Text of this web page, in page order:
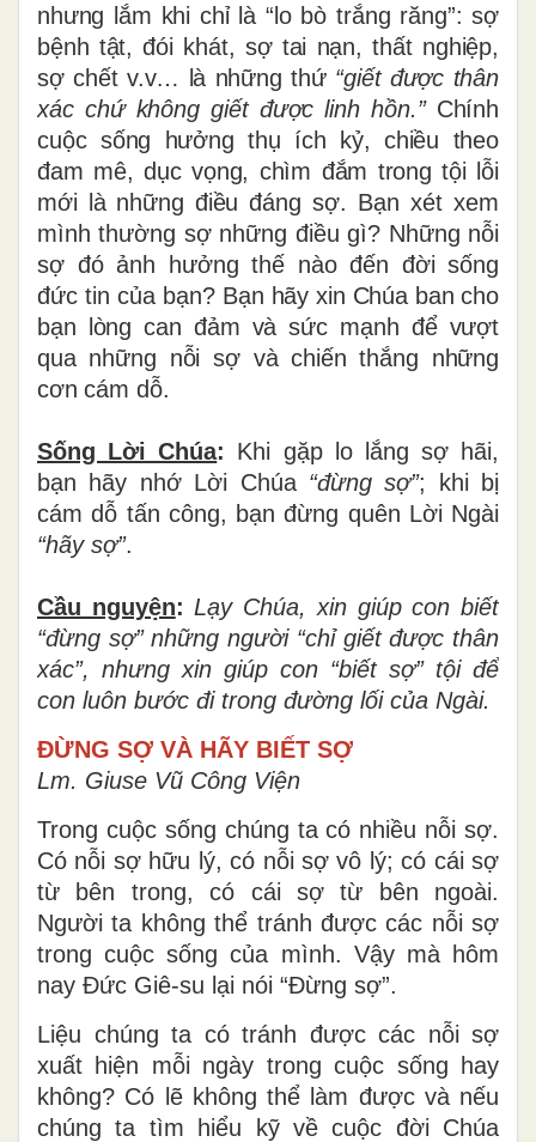
nhưng lắm khi chỉ là “lo bò trắng răng”: sợ
bệnh tật, đói khát, sợ tai nạn, thất nghiệp,
sợ chết v.v… là những thứ “giết được thân
xác chứ không giết được linh hồn.”Chính
cuộc sống hưởng thụ ích kỷ, chiều theo
đam mê, dục vọng, chìm đắm trong tội lỗi
mới là những điều đáng sợ. Bạn xét xem
mình thường sợ những điều gì? Những nỗi
sợ đó ảnh hưởng thế nào đến đời sống
đức tin của bạn? Bạn hãy xin Chúa ban cho
bạn lòng can đảm và sức mạnh để vượt
qua những nỗi sợ và chiến thắng những
cơn cám dỗ.
Sống Lời Chúa: Khi gặp lo lắng sợ hãi,
bạn hãy nhớ Lời Chúa “đừng sợ”; khi bị
cám dỗ tấn công, bạn đừng quên Lời Ngài
“hãy sợ”.
Cầu nguyện: Lạy Chúa, xin giúp con biết
“đừng sợ” những người “chỉ giết được thân
xác”, nhưng xin giúp con “biết sợ” tội để
con luôn bước đi trong đường lối của Ngài.
ĐỪNG SỢ VÀ HÃY BIẾT SỢ
Lm. Giuse Vũ Công Viện
Trong cuộc sống chúng ta có nhiều nỗi sợ.
Có nỗi sợ hữu lý, có nỗi sợ vô lý; có cái sợ
từ bên trong, có cái sợ từ bên ngoài.
Người ta không thể tránh được các nỗi sợ
trong cuộc sống của mình. Vậy mà hôm
nay Đức Giê-su lại nói “Đừng sợ”.
Liệu chúng ta có tránh được các nỗi sợ
xuất hiện mỗi ngày trong cuộc sống hay
không? Có lẽ không thể làm được và nếu
chúng ta tìm hiểu kỹ về cuộc đời Chúa